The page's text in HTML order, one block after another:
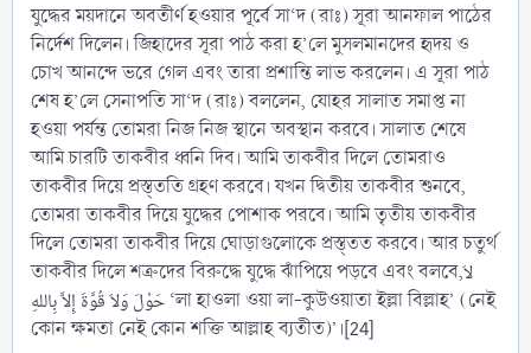
যুদ্ধের ময়দানে অবতীর্ণ হওয়ার পূর্বে সা‘দ (রাঃ) সূরা আনফাল পাঠের
নির্দেশ দিলেন। জিহাদের সূরা পাঠ করা হ’লে মুসলমানদের হৃদয় ও
চোখ আনন্দে ভরে গেল এবং তারা প্রশান্তি লাভ করলেন। এ সূরা পাঠ
শেষ হ’লে সেনাপতি সা‘দ (রাঃ) বললেন, যোহর সালাত সমাপ্ত না
হওয়া পর্যন্ত তোমরা নিজ নিজ স্থানে অবস্থান করবে। সালাত শেষে
আমি চারটি তাকবীর ধ্বনি দিব। আমি তাকবীর দিলে তোমরাও
তাকবীর দিয়ে প্রস্ত্ততি গ্রহণ করবে। যখন দ্বিতীয় তাকবীর শুনবে,
তোমরা তাকবীর দিয়ে যুদ্ধের পোশাক পরবে। আমি তৃতীয় তাকবীর
দিলে তোমরা তাকবীর দিয়ে ঘোড়াগুলোকে প্রস্ত্তত করবে। আর চতুর্থ
তাকবীর দিলে শত্রুদের বিরুদ্ধে যুদ্ধে ঝাঁপিয়ে পড়বে এবং বলবে,لاَ
حَوْلَ وَلاَ قُوَّةَ إِلاَّ بِاللهِ ‘লা হাওলা ওয়া লা-কুউওয়াতা ইল্লা বিল্লাহ’ (নেই
কোন ক্ষমতা নেই কোন শক্তি আল্লাহ ব্যতীত)’।[24]